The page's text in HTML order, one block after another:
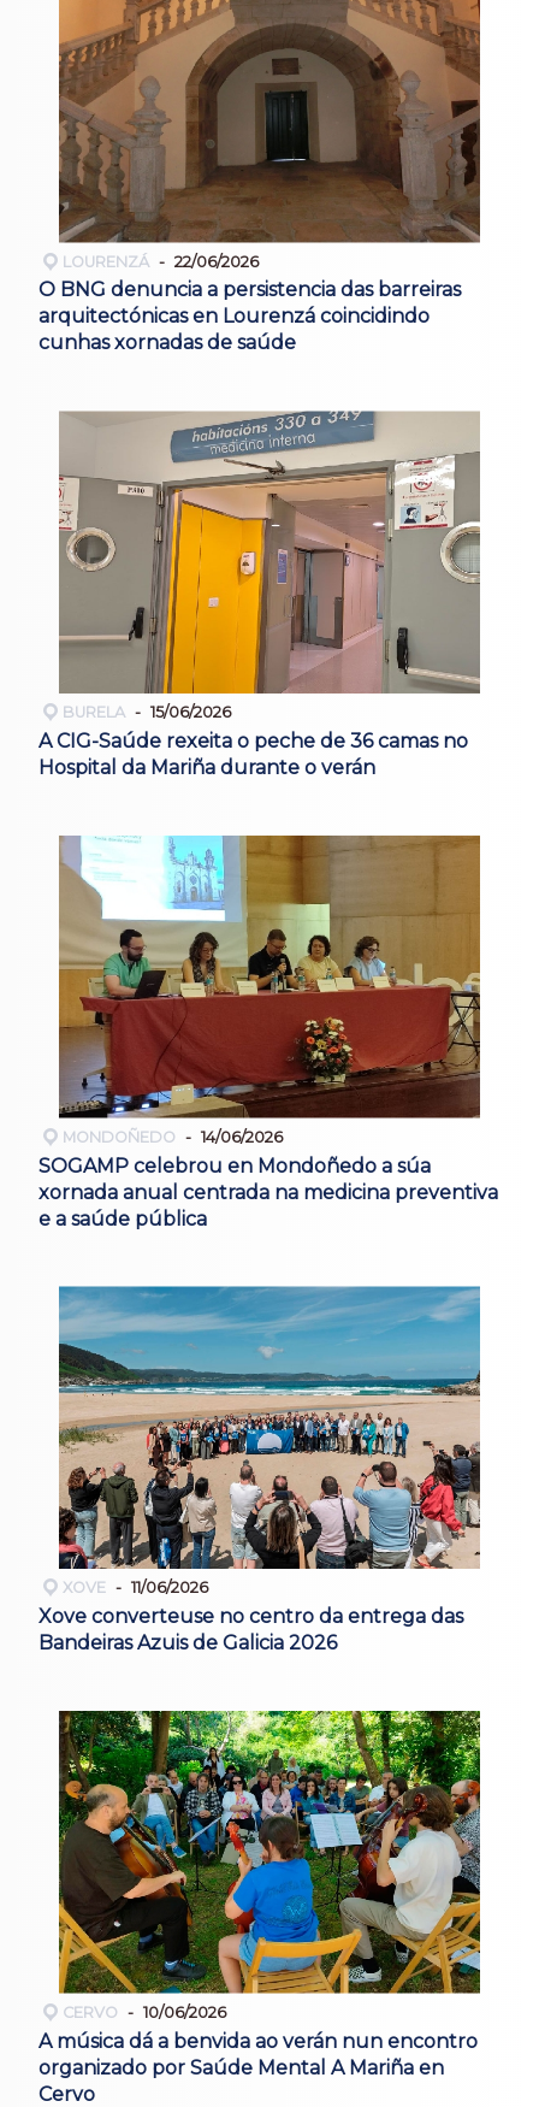
LOURENZÁ 22/06/2026
O BNG denuncia a persistencia das barreiras
arquitectónicas en Lourenzá coincidindo
cunhas xornadas de saúde
BURELA 15/06/2026
A CIG-Saúde rexeita o peche de 36 camas no
Hospital da Mariña durante o verán
MONDOÑEDO 14/06/2026
SOGAMP celebrou en Mondoñedo a súa
xornada anual centrada na medicina preventiva
e a saúde pública
XOVE 11/06/2026
Xove converteuse no centro da entrega das
Bandeiras Azuis de Galicia 2026
CERVO 10/06/2026
A música dá a benvida ao verán nun encontro
organizado por Saúde Mental A Mariña en
Cervo